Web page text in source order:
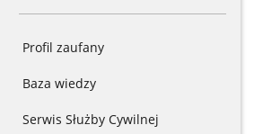
Profil zaufany
Baza wiedzy
Serwis Służby Cywilnej